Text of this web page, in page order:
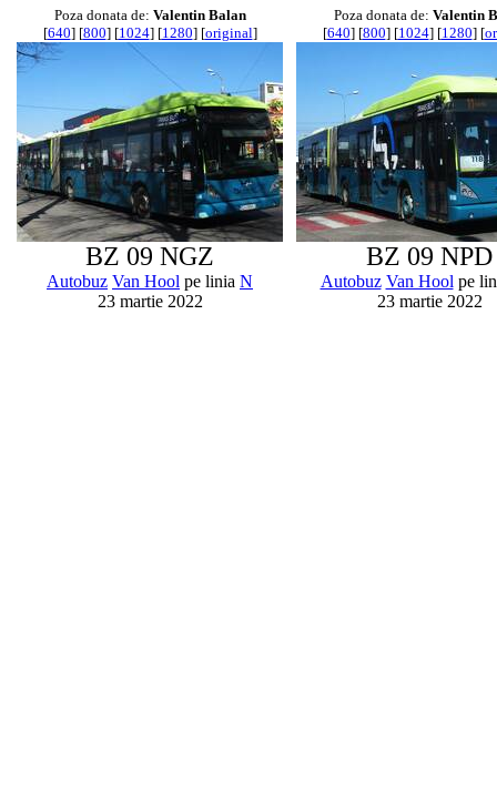
Poza donata de: Valentin Balan
[640] [800] [1024] [1280] [original]
BZ 09 NGZ
Autobuz Van Hool pe linia N
23 martie 2022
Poza donata de: Valentin
[640] [800] [1024] [1280] [
BZ 09 NPD
Autobuz Van Hool pe
23 martie 2022